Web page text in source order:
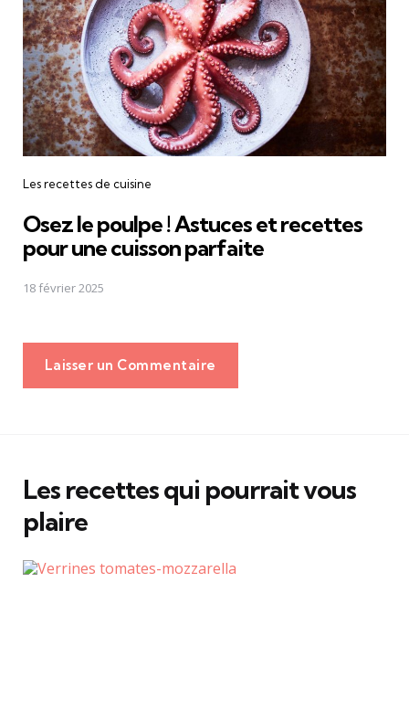
Les recettes de cuisine
Osez le poulpe ! Astuces et recettes
pour une cuisson parfaite
18 février 2025
Laisser un Commentaire
Les recettes qui pourrait vous
plaire